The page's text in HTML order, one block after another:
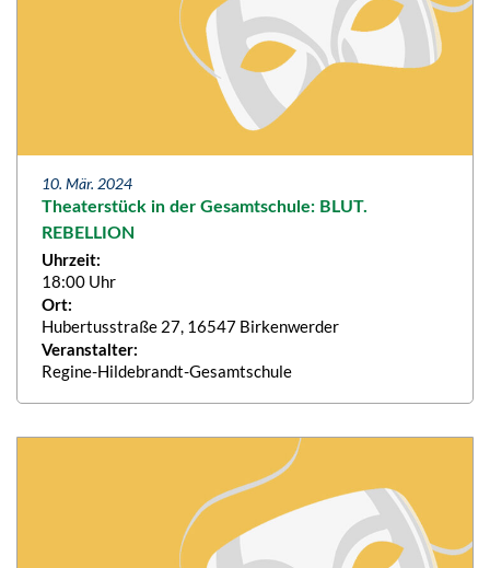
10. Mär. 2024
Theaterstück in der Gesamtschule: BLUT.
REBELLION
Uhrzeit:
18:00 Uhr
Ort:
Hubertusstraße 27, 16547 Birkenwerder
Veranstalter:
Regine-Hildebrandt-Gesamtschule